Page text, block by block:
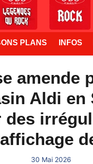
PLANS INFOS
amende
Aldi en
des
30 Mai 2026